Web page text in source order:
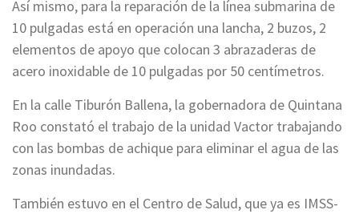
Así mismo, para la reparación de la línea submarina de
10 pulgadas está en operación una lancha, 2 buzos, 2
elementos de apoyo que colocan 3 abrazaderas de
acero inoxidable de 10 pulgadas por 50 centímetros.
En la calle Tiburón Ballena, la gobernadora de Quintana
Roo constató el trabajo de la unidad Vactor trabajando
con las bombas de achique para eliminar el agua de las
zonas inundadas.
También estuvo en el Centro de Salud, que ya es IMSS-